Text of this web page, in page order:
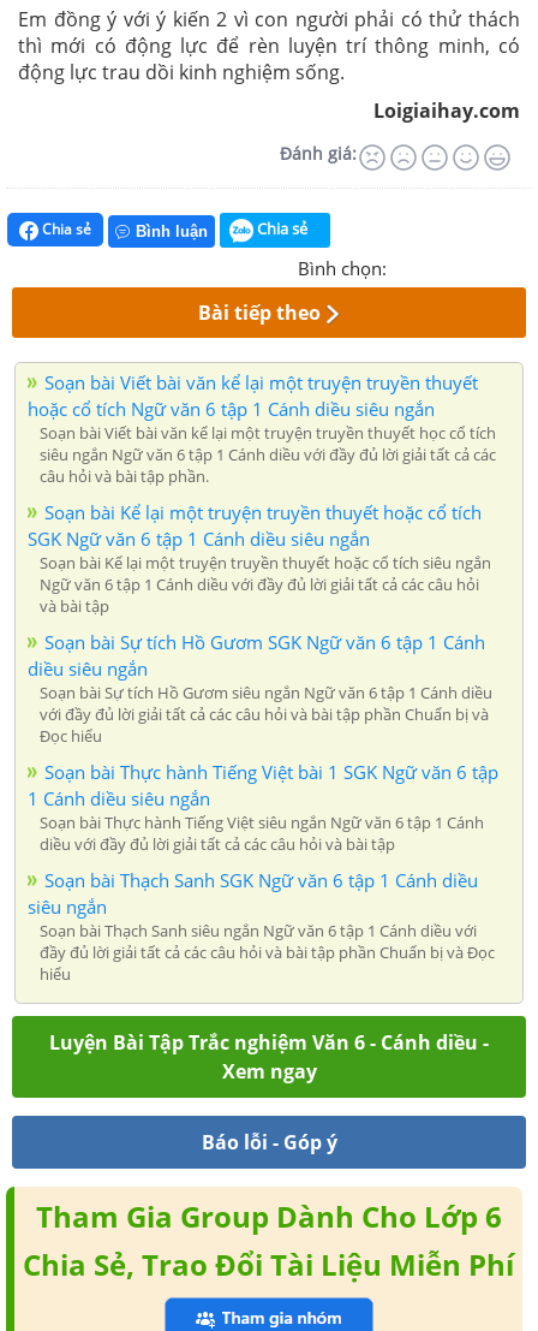
Em đồng ý với ý kiến 2 vì con người phải có thử thách
thì mới có động lực để rèn luyện trí thông minh, có
động lực trau dồi kinh nghiệm sống.
Loigiaihay.com
Đánh giá:
Chia sẻ Bình luận Chia sẻ
Bình chọn:
Bài tiếp theo
Soạn bài Viết bài văn kể lại một truyện truyền thuyết
hoặc cổ tích Ngữ văn 6 tập 1 Cánh diều siêu ngắn
Soạn bài Viết bài văn kể lại một truyện truyền thuyết học cổ tích
siêu ngắn Ngữ văn 6 tập 1 Cánh diều với đầy đủ lời giải tất cả các
câu hỏi và bài tập phần.
Soạn bài Kể lại một truyện truyền thuyết hoặc cổ tích
SGK Ngữ văn 6 tập 1 Cánh diều siêu ngắn
Soạn bài Kể lại một truyện truyền thuyết hoặc cổ tích siêu ngắn
Ngữ văn 6 tập 1 Cánh diều với đầy đủ lời giải tất cả các câu hỏi
và bài tập
Soạn bài Sự tích Hồ Gươm SGK Ngữ văn 6 tập 1 Cánh
diều siêu ngắn
Soạn bài Sự tích Hồ Gươm siêu ngắn Ngữ văn 6 tập 1 Cánh diều
với đầy đủ lời giải tất cả các câu hỏi và bài tập phần Chuẩn bị và
Đọc hiểu
Soạn bài Thực hành Tiếng Việt bài 1 SGK Ngữ văn 6 tập
1 Cánh diều siêu ngắn
Soạn bài Thực hành Tiếng Việt siêu ngắn Ngữ văn 6 tập 1 Cánh
diều với đầy đủ lời giải tất cả các câu hỏi và bài tập
Soạn bài Thạch Sanh SGK Ngữ văn 6 tập 1 Cánh diều
siêu ngắn
Soạn bài Thạch Sanh siêu ngắn Ngữ văn 6 tập 1 Cánh diều với
đầy đủ lời giải tất cả các câu hỏi và bài tập phần Chuẩn bị và Đọc
hiểu
Luyện Bài Tập Trắc nghiệm Văn 6 - Cánh diều -
Xem ngay
Báo lỗi - Góp ý
Tham Gia Group Dành Cho Lớp 6
Chia Sẻ, Trao Đổi Tài Liệu Miễn Phí